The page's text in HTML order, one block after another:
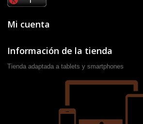
Mi cuenta
Información de la tienda
Tienda adaptada a tablets y smartphones